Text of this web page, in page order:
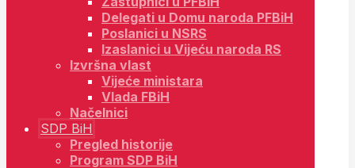
Delegati u Domu naroda PFBiH
Poslanici u NSRS
Izaslanici u Vijeću naroda RS
Izvršna vlast
Vijeće ministara
Vlada FBiH
Načelnici
SDP BiH
Pregled historije
Program SDP BiH